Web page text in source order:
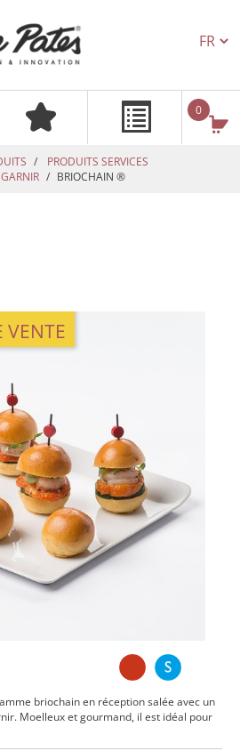
0
PRODUITS SERVICES
BRIOCHAIN ®
VENTE
briochain en réception salée avec un
Moelleux et gourmand, il est idéal pour